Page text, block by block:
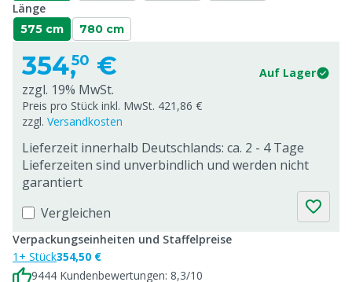
Länge
575 cm 780 cm
354,50 € Auf Lager
zzgl. 19% MwSt.
Preis pro Stück inkl. MwSt. 421,86 €
zzgl. Versandkosten
Lieferzeit innerhalb Deutschlands: ca. 2 - 4 Tage
Lieferzeiten sind unverbindlich und werden nicht
garantiert
Vergleichen
Verpackungseinheiten und Staffelpreise
1+ Stück354,50 €
9444 Kundenbewertungen: 8,3/10